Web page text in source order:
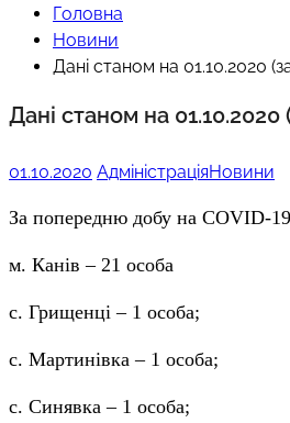
Головна
Новини
Дані станом на 01.10.2020
Дані станом на
01.10.2020 АдміністраціяНовини
За попередню добу на COVID-19
м. Канів – 21 особа
с. Грищенці – 1 особа;
с. Мартинівка – 1 особа;
с. Синявка – 1 особа;